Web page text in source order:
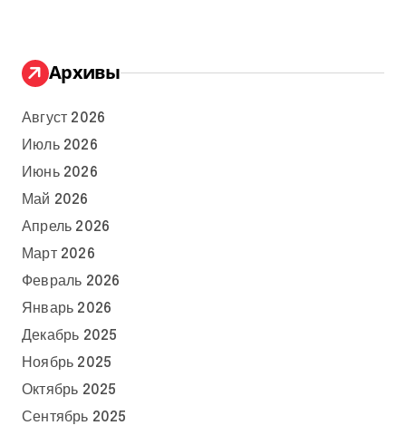
Архивы
Август 2026
Июль 2026
Июнь 2026
Май 2026
Апрель 2026
Март 2026
Февраль 2026
Январь 2026
Декабрь 2025
Ноябрь 2025
Октябрь 2025
Сентябрь 2025